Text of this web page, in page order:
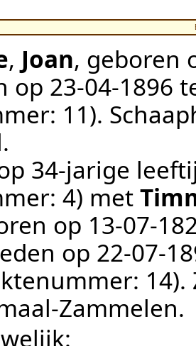
, Joan, geboren
op 23‑04‑1896
11).
.
34-jarige
4) met
op
op
14).
Zammelen.